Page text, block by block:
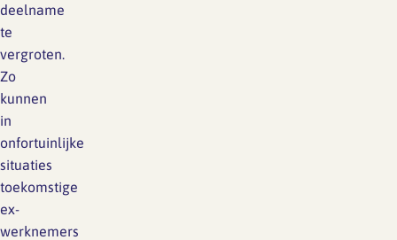
deelname
te
vergroten.
Zo
kunnen
in
onfortuinlijke
situaties
toekomstige
ex-
werknemers